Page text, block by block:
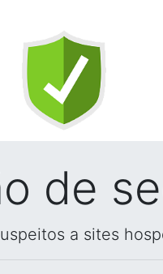
de
a sites